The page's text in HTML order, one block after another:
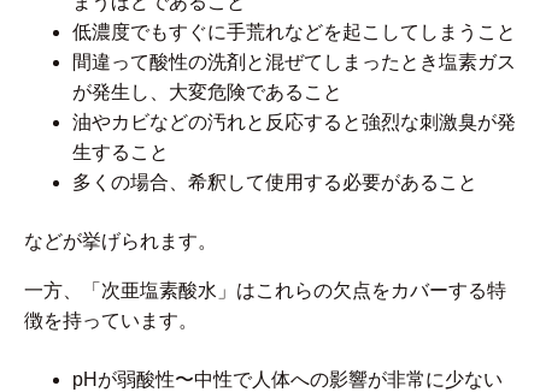
低濃度でもすぐに手荒れなどを起こしてしまうこと
間違って酸性の洗剤と混ぜてしまったとき塩素ガス
が発生し、大変危険であること
油やカビなどの汚れと反応すると強烈な刺激臭が発
生すること
多くの場合、希釈して使用する必要があること
などが挙げられます。
一方、「次亜塩素酸水」はこれらの欠点をカバーする特
徴を持っています。
pHが弱酸性〜中性で人体への影響が非常に少ない